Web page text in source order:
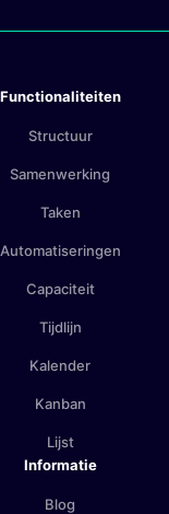
Functionaliteiten
Structuur
Samenwerking
Taken
Automatiseringen
Capaciteit
Tijdlijn
Kalender
Kanban
Lijst
Informatie
Blog